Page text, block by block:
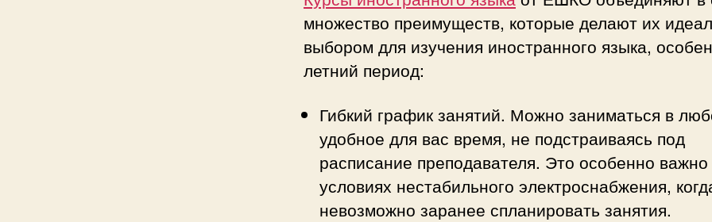
множество преимуществ, которые делают их
выбором для изучения иностранного языка,
летний период:
Гибкий график занятий. Можно заниматься в
удобное для вас время, не подстраиваясь под
расписание преподавателя. Это особенно важно
условиях нестабильного электроснабжения,
невозможно заранее спланировать занятия.